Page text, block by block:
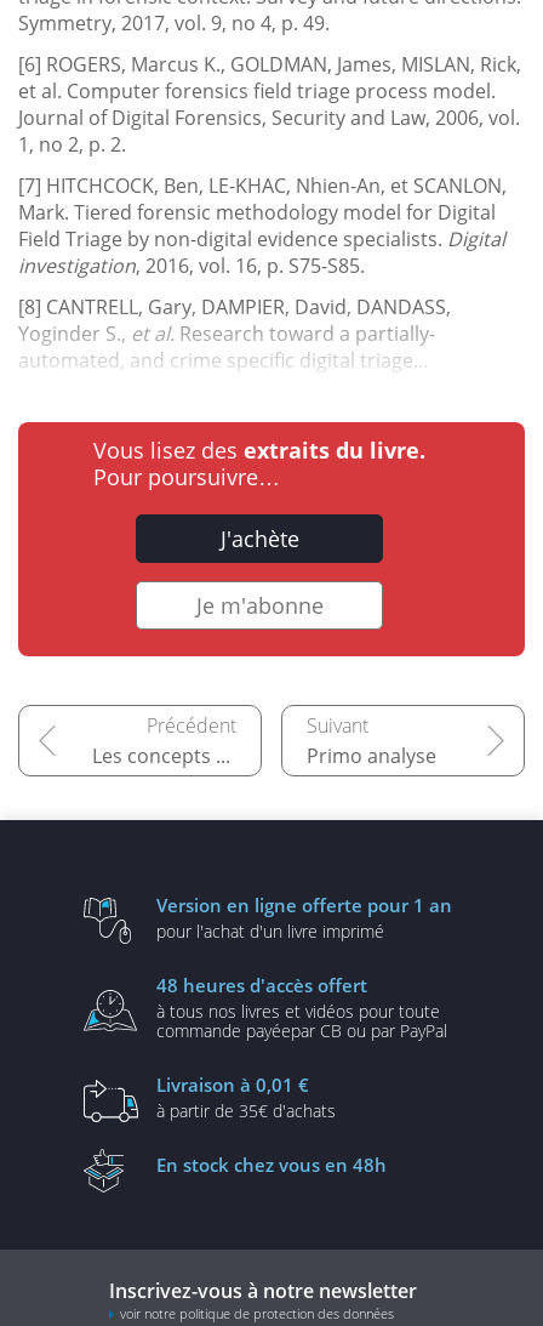
Symmetry, 2017, vol. 9, no 4, p. 49.
[6] ROGERS, Marcus K., GOLDMAN, James, MISLAN, Rick,
et al. Computer forensics field triage process model.
Journal of Digital Forensics, Security and Law, 2006, vol.
1, no 2, p. 2.
[7] HITCHCOCK, Ben, LE-KHAC, Nhien-An, et SCANLON,
Mark. Tiered forensic methodology model for Digital
Field Triage by non-digital evidence specialists. Digital
investigation, 2016, vol. 16, p. S75-S85.
[8] CANTRELL, Gary, DAMPIER, David, DANDASS,
Yoginder S., et al. Research toward a partially-
automated, and crime specific digital triage...
Vous lisez des extraits du livre.
Pour poursuivre…
J'achète
Je m'abonne
Les concepts fondamentaux de GNU/Linux Primo analyse
Version en ligne offerte pour 1 an
pour l'achat d'un livre imprimé
48 heures d'accès offert
à tous nos livres et vidéos pour toute
commande payéepar CB ou par PayPal
Livraison à 0,01 €
à partir de 35€ d'achats
En stock chez vous en 48h
Inscrivez-vous à notre newsletter
voir notre politique de protection des données